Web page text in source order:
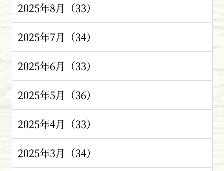
2025年8月（33）
2025年7月（34）
2025年6月（33）
2025年5月（36）
2025年4月（33）
2025年3月（34）